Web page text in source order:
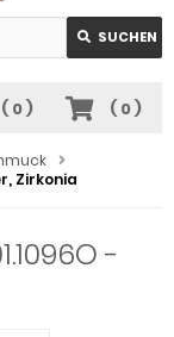
SUCHEN
( 0)
( 0)
Zirkonia
-